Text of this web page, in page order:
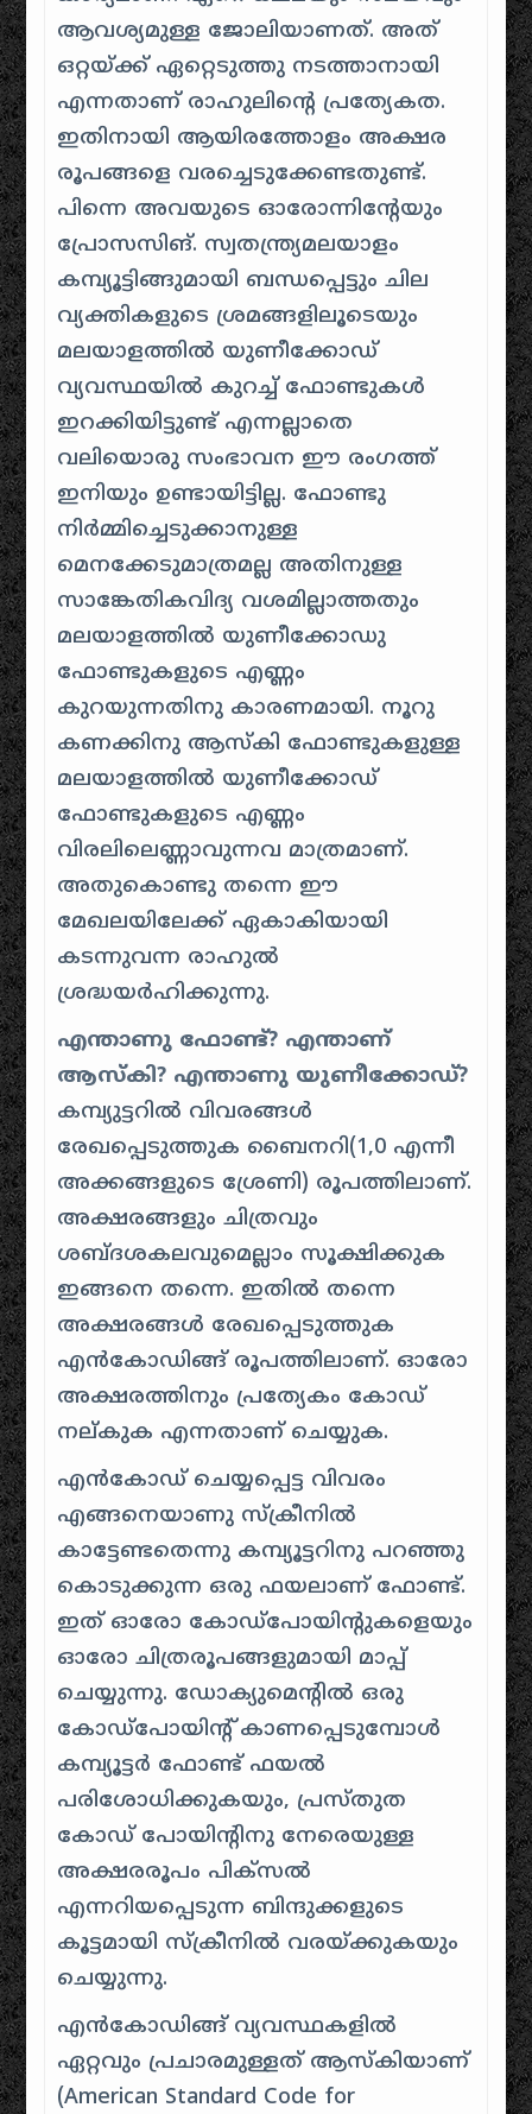
ആവശ്യമുള്ള ജോലിയാണത്. അത്
ഒറ്റയ്ക്ക് ഏറ്റെടുത്തു നടത്താനായി
എന്നതാണ് രാഹുലിന്റെ പ്രത്യേകത.
ഇതിനായി ആയിരത്തോളം അക്ഷര
രൂപങ്ങളെ വരച്ചെടുക്കേണ്ടതുണ്ട്.
പിന്നെ അവയുടെ ഓരോന്നിന്റേയും
പ്രോസസിങ്. സ്വതന്ത്ര്യമലയാളം
കമ്പ്യൂട്ടിങ്ങുമായി ബന്ധപ്പെട്ടും ചില
വ്യക്തികളുടെ ശ്രമങ്ങളിലൂടെയും
മലയാളത്തിൽ യുണീക്കോഡ്
വ്യവസ്ഥയിൽ കുറച്ച് ഫോണ്ടുകൾ
ഇറക്കിയിട്ടുണ്ട് എന്നല്ലാതെ
വലിയൊരു സംഭാവന ഈ രംഗത്ത്
ഇനിയും ഉണ്ടായിട്ടില്ല. ഫോണ്ടു
നിർമ്മിച്ചെടുക്കാനുള്ള
മെനക്കേടുമാത്രമല്ല അതിനുള്ള
സാങ്കേതികവിദ്യ വശമില്ലാത്തതും
മലയാളത്തിൽ യുണീക്കോഡു
ഫോണ്ടുകളുടെ എണ്ണം
കുറയുന്നതിനു കാരണമായി. നൂറു
കണക്കിനു ആസ്കി ഫോണ്ടുകളുള്ള
മലയാളത്തിൽ യുണീക്കോഡ്
ഫോണ്ടുകളുടെ എണ്ണം
വിരലിലെണ്ണാവുന്നവ മാത്രമാണ്.
അതുകൊണ്ടു തന്നെ ഈ
മേഖലയിലേക്ക് ഏകാകിയായി
കടന്നുവന്ന രാഹുൽ
ശ്രദ്ധയർഹിക്കുന്നു.
എന്താണു ഫോണ്ട്? എന്താണ്
ആസ്കി? എന്താണു യുണീക്കോഡ്?
കമ്പ്യുട്ടറിൽ വിവരങ്ങൾ
രേഖപ്പെടുത്തുക ബൈനറി(1,0 എന്നീ
അക്കങ്ങളുടെ ശ്രേണി) രൂപത്തിലാണ്.
അക്ഷരങ്ങളും ചിത്രവും
ശബ്ദശകലവുമെല്ലാം സൂക്ഷിക്കുക
ഇങ്ങനെ തന്നെ. ഇതിൽ തന്നെ
അക്ഷരങ്ങൾ രേഖപ്പെടുത്തുക
എൻകോഡിങ്ങ് രൂപത്തിലാണ്. ഓരോ
അക്ഷരത്തിനും പ്രത്യേകം കോഡ്
നല്കുക എന്നതാണ് ചെയ്യുക.
എൻകോഡ് ചെയ്യപ്പെട്ട വിവരം
എങ്ങനെയാണു സ്ക്രീനിൽ
കാട്ടേണ്ടതെന്നു കമ്പ്യൂട്ടറിനു പറഞ്ഞു
കൊടുക്കുന്ന ഒരു ഫയലാണ് ഫോണ്ട്.
ഇത് ഓരോ കോഡ്‌പോയിന്റുകളെയും
ഓരോ ചിത്രരൂപങ്ങളുമായി മാപ്പ്
ചെയ്യുന്നു. ഡോക്യുമെന്റിൽ ഒരു
കോഡ്പോയിന്റ് കാണപ്പെടുമ്പോൾ
കമ്പ്യൂട്ടർ ഫോണ്ട് ഫയൽ
പരിശോധിക്കുകയും, പ്രസ്തുത
കോഡ് പോയിന്റിനു നേരെയുള്ള
അക്ഷരരൂപം പിക്സൽ
എന്നറിയപ്പെടുന്ന ബിന്ദുക്കളുടെ
കൂട്ടമായി സ്ക്രീനിൽ വരയ്ക്കുകയും
ചെയ്യുന്നു.
എൻകോഡിങ്ങ് വ്യവസ്ഥകളിൽ
ഏറ്റവും പ്രചാരമുള്ളത് ആസ്കിയാണ്
(American Standard Code for